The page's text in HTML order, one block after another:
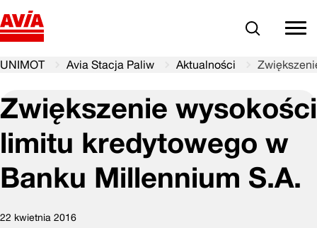
Szukaj
UNIMOT Avia Stacja Paliw Aktualności
Zwiększenie wysokości
limitu kredytowego w
Banku Millennium S.A.
22 kwietnia 2016